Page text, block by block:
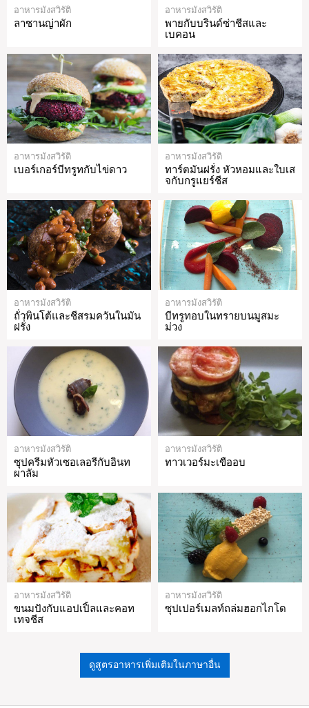
อาหารมังสวิรัติ
ลาซานญ่าผัก
อาหารมังสวิรัติ
พายกับบรินด์ซ่าชีสและ
เบคอน
อาหารมังสวิรัติ
เบอร์เกอร์บีทรูทกับไข่ดาว
อาหารมังสวิรัติ
ทาร์ตมันฝรั่ง หัวหอมและใบเส
จกับกรูแยร์ชีส
อาหารมังสวิรัติ
ถั่วพินโต้และชีสรมควันในมัน
ฝรั่ง
อาหารมังสวิรัติ
บีทรูทอบในทรายบนมูสมะ
ม่วง
อาหารมังสวิรัติ
ซุปครีมหัวเซอเลอรีกับอินท
ผาลัม
อาหารมังสวิรัติ
ทาวเวอร์มะเขืออบ
อาหารมังสวิรัติ
ขนมปังกับแอปเปิ้ลและคอท
เทจชีส
อาหารมังสวิรัติ
ซุปเปอร์เมลท์ถล่มฮอกไกโด
ดูสูตรอาหารเพิ่มเติมในภาษาอื่น